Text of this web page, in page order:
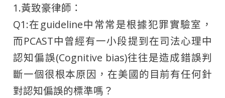
1.黃致豪律師：
Q1:在guideline中常常是根據犯罪實驗室，
而PCAST中曾經有一小段提到在司法心理中
認知偏誤(Cognitive bias)往往是造成錯誤判
斷一個很根本原因，在美國的目前有任何針
對認知偏誤的標準嗎？